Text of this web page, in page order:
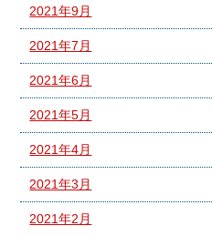
2021年9月
2021年7月
2021年6月
2021年5月
2021年4月
2021年3月
2021年2月